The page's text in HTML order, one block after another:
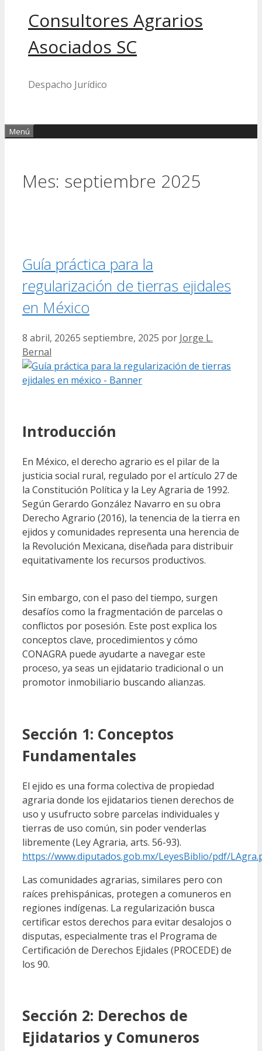
Consultores Agrarios
Asociados SC
Despacho Jurídico
Menú
Mes: septiembre 2025
Guía práctica para la
regularización de tierras ejidales
en México
8 abril, 20265 septiembre, 2025 por Jorge L.
Bernal
Introducción
En México, el derecho agrario es el pilar de la
justicia social rural, regulado por el artículo 27 de
la Constitución Política y la Ley Agraria de 1992.
Según Gerardo González Navarro en su obra
Derecho Agrario (2016), la tenencia de la tierra en
ejidos y comunidades representa una herencia de
la Revolución Mexicana, diseñada para distribuir
equitativamente los recursos productivos.
Sin embargo, con el paso del tiempo, surgen
desafíos como la fragmentación de parcelas o
conflictos por posesión. Este post explica los
conceptos clave, procedimientos y cómo
CONAGRA puede ayudarte a navegar este
proceso, ya seas un ejidatario tradicional o un
promotor inmobiliario buscando alianzas.
Sección 1: Conceptos
Fundamentales
El ejido es una forma colectiva de propiedad
agraria donde los ejidatarios tienen derechos de
uso y usufructo sobre parcelas individuales y
tierras de uso común, sin poder venderlas
libremente (Ley Agraria, arts. 56-93).
https://www.diputados.gob.mx/LeyesBiblio/pdf/
Las comunidades agrarias, similares pero con
raíces prehispánicas, protegen a comuneros en
regiones indígenas. La regularización busca
certificar estos derechos para evitar desalojos o
disputas, especialmente tras el Programa de
Certificación de Derechos Ejidales (PROCEDE) de
los 90.
Sección 2: Derechos de
Ejidatarios y Comuneros